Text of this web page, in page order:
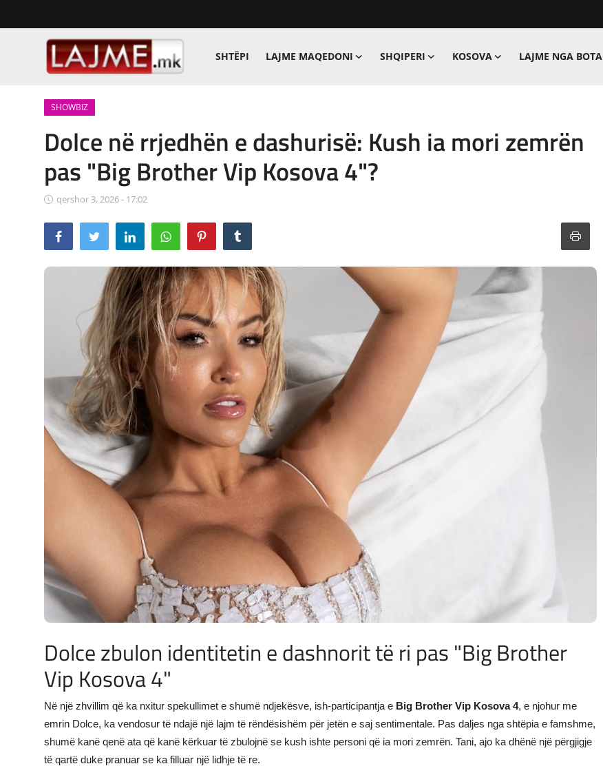
SHTËPI LAJME MAQEDONI SHQIPERI KOSOVA LAJME NGA BOTA
LAJME MAQEDONI
SHQIPERI
KOSOVA
LAJME NGA BOTA
SHOWBIZ
Shqip
SHOWBIZ
Dolce në rrjedhën e dashurisë: Kush ia mori zemrën
pas "Big Brother Vip Kosova 4"?
qershor 3, 2026 - 17:02
Dolce zbulon identitetin e dashnorit të ri pas "Big Brother
Vip Kosova 4"
Në një zhvillim që ka nxitur spekullimet e shumë ndjekësve, ish-participantja e Big Brother Vip Kosova 4, e njohur me
emrin Dolce, ka vendosur të ndajë një lajm të rëndësishëm për jetën e saj sentimentale. Pas daljes nga shtëpia e famshme,
shumë kanë qenë ata që kanë kërkuar të zbulojnë se kush ishte personi që ia mori zemrën. Tani, ajo ka dhënë një përgjigje
të qartë duke pranuar se ka filluar një lidhje të re.